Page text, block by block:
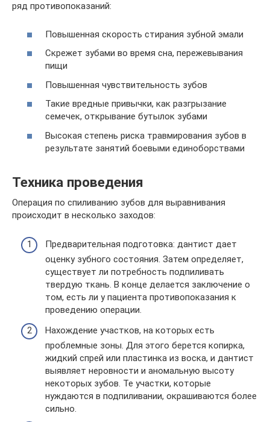
ряд противопоказаний:
Повышенная скорость стирания зубной эмали
Скрежет зубами во время сна, пережевывания
пищи
Повышенная чувствительность зубов
Такие вредные привычки, как разгрызание
семечек, открывание бутылок зубами
Высокая степень риска травмирования зубов в
результате занятий боевыми единоборствами
Техника проведения
Операция по спиливанию зубов для выравнивания
происходит в несколько заходов:
Предварительная подготовка: дантист дает
оценку зубного состояния. Затем определяет,
существует ли потребность подпиливать
твердую ткань. В конце делается заключение о
том, есть ли у пациента противопоказания к
проведению операции.
Нахождение участков, на которых есть
проблемные зоны. Для этого берется копирка,
жидкий спрей или пластинка из воска, и дантист
выявляет неровности и аномальную высоту
некоторых зубов. Те участки, которые
нуждаются в подпиливании, окрашиваются более
сильно.